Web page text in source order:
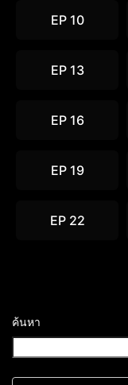
EP 10
EP 13
EP 16
EP 19
EP 22
ค้นหา